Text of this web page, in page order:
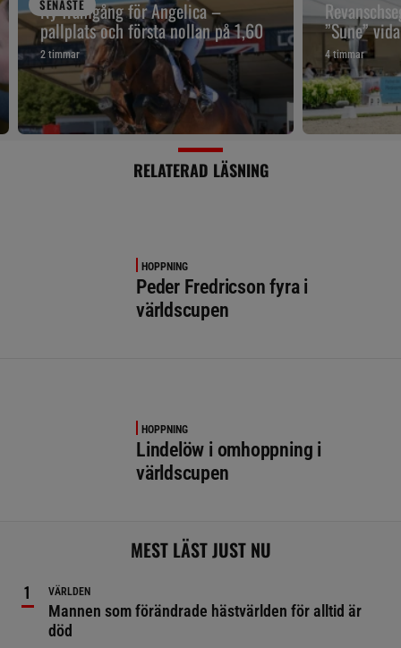
SENASTE
Ny framgång för Angelica –
pallplats och första nollan på 1,60
2 timmar
”Sune”
4 timmar
RELATERAD LÄSNING
HOPPNING
Peder Fredricson fyra i
världscupen
HOPPNING
Lindelöw i omhoppning i
världscupen
MEST LÄST JUST NU
VÄRLDEN
Mannen som förändrade hästvärlden för alltid är
död